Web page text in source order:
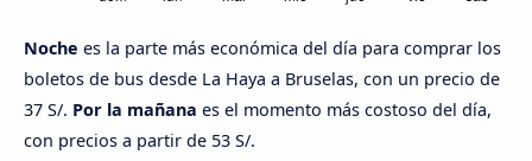
Noche es la parte más económica del día para comprar los
boletos de bus desde La Haya a Bruselas, con un precio de
37 S/. Por la mañana es el momento más costoso del día,
con precios a partir de 53 S/.